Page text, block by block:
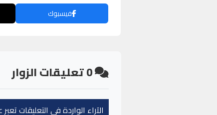
فيسبوك
0تعليقات الزوار
الآراء الواردة في التعليقات